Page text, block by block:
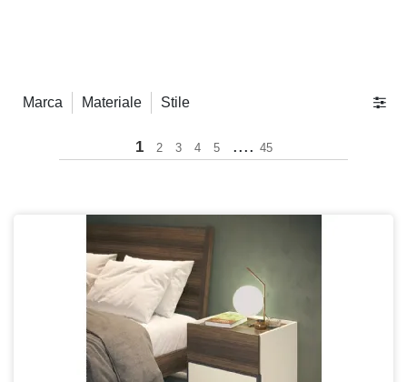
Marca Materiale Stile
1 2 3 4 5 .... 45